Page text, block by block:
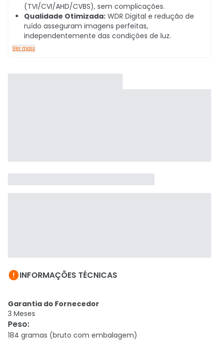
(TVI/CVI/AHD/CVBS), sem complicações.
Qualidade Otimizada: WDR Digital e redução de
ruído asseguram imagens perfeitas,
independentemente das condições de luz.
Ver mais
INFORMAÇÕES TÉCNICAS
Garantia do Fornecedor
3 Meses
Peso:
184 gramas (bruto com embalagem)